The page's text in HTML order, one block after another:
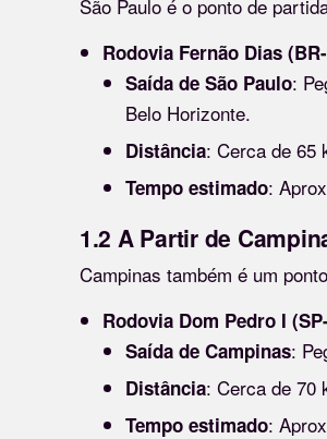
São Paulo é o ponto de
Rodovia Fernão Dias
Saída de São Paulo:
Belo Horizonte.
Distância: Cerca de 65
Tempo estimado:
1.2 A Partir de
Campinas também é um
Rodovia Dom Pedro I
Saída de Campinas:
Distância: Cerca de 70
Tempo estimado: